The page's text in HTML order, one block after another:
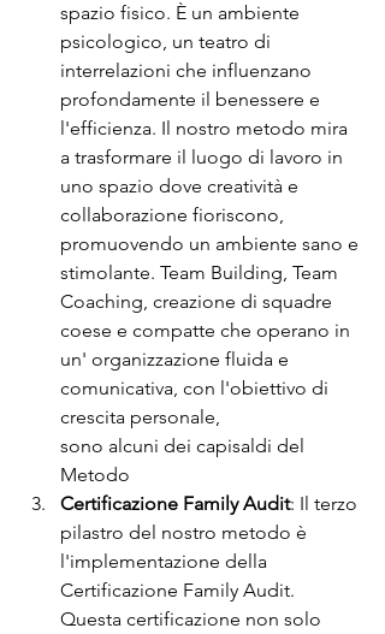
spazio fisico. È un ambiente
psicologico, un teatro di
interrelazioni che influenzano
profondamente il benessere e
l'efficienza. Il nostro metodo mira
a trasformare il luogo di lavoro in
uno spazio dove creatività e
collaborazione fioriscono,
promuovendo un ambiente sano e
stimolante. Team Building, Team
Coaching, creazione di squadre
coese e compatte che operano in
un' organizzazione fluida e
comunicativa, con l'obiettivo di
crescita personale,
sono alcuni dei capisaldi del
Metodo
Certificazione Family Audit: Il terzo
pilastro del nostro metodo è
l'implementazione della
Certificazione Family Audit.
Questa certificazione non solo